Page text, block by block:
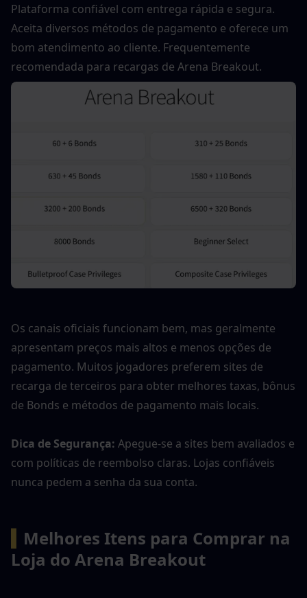
Plataforma confiável com entrega rápida e segura.
Aceita diversos métodos de pagamento e oferece um
bom atendimento ao cliente. Frequentemente
recomendada para recargas de Arena Breakout.
Os canais oficiais funcionam bem, mas geralmente
apresentam preços mais altos e menos opções de
pagamento. Muitos jogadores preferem sites de
recarga de terceiros para obter melhores taxas, bônus
de Bonds e métodos de pagamento mais locais.
Dica de Segurança: Apegue-se a sites bem avaliados e
com políticas de reembolso claras. Lojas confiáveis
nunca pedem a senha da sua conta.
Melhores Itens para Comprar na
Loja do Arena Breakout